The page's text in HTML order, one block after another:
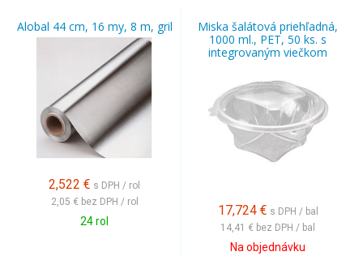
Alobal 44 cm, 16 my, 8 m, gril
2,522 € s DPH / rol
2,05 € bez DPH / rol
24 rol
Miska šalátová priehľadná,
1000 ml., PET, 50 ks. s
integrovaným viečkom
17,724 € s DPH / bal
14,41 € bez DPH / bal
Na objednávku